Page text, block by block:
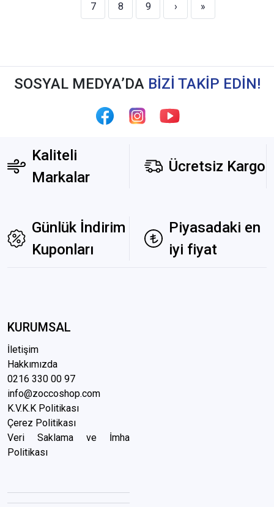
7 8 9 › »
SOSYAL MEDYA’DA BİZİ TAKİP EDİN!
Kaliteli
Markalar
Ücretsiz Kargo
Günlük İndirim
Kuponları
Piyasadaki en
iyi fiyat
KURUMSAL
İletişim
Hakkımızda
0216 330 00 97
info@zoccoshop.com
K.V.K.K Politikası
Çerez Politikası
Veri Saklama ve İmha
Politikası